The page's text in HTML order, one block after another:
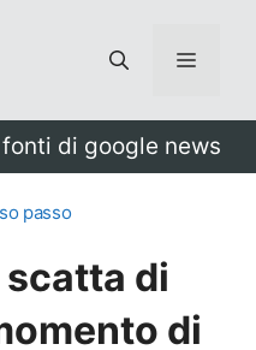
Menu
di google news
passo
di
di